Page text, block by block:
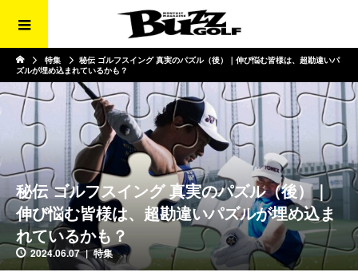
特集
秘伝 ゴルフスイング 真実のパズル（後）｜伸び悩む皆様は、超勘違いパ
ズルが埋め込まれているかも？
秘伝 ゴルフスイング 真実のパズル（後）｜
伸び悩む皆様は、超勘違いパズルが埋め込ま
れているかも？
2024.06.07 特集